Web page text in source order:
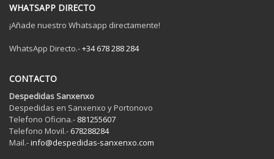
WHATSAPP DIRECTO
¡Añade nuestro Whatsapp directamente!
WhatsApp Directo.-+34 678 288 284
CONTACTO
Despedidas Sanxenxo
Despedidas en Sanxenxo y Portonovo
Telefono Oficina.- 881255607
Telefono Movil.- 678288284
Mail.-info@despedidas-sanxenxo.com